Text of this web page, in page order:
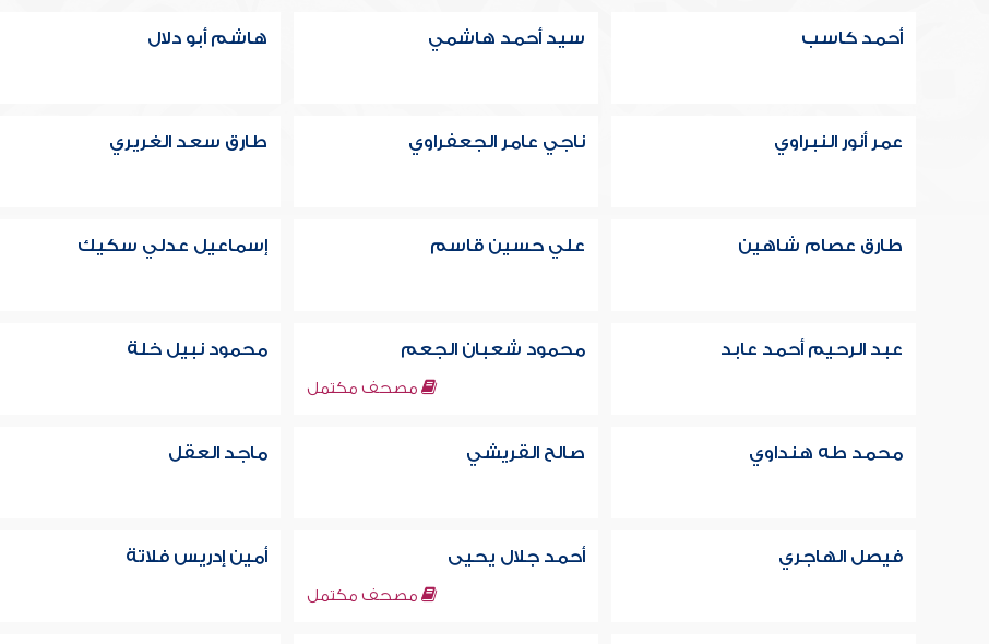
أحمد كاسب سيد أحمد هاشمي هاشم أبو دلال
عمر أنور النبراوي ناجي عامر الجعفراوي طارق سعد الغريري
طارق عصام شاهين علي حسين قاسم إسماعيل عدلي سكيك
عبد الرحيم أحمد عابد محمود شعبان الجعم
مصحف مكتمل
محمود نبيل خلة
محمد طه هنداوي صالح القريشي ماجد العقل
فيصل الهاجري أحمد جلال يحيى
مصحف مكتمل
أمين إدريس فلاتة